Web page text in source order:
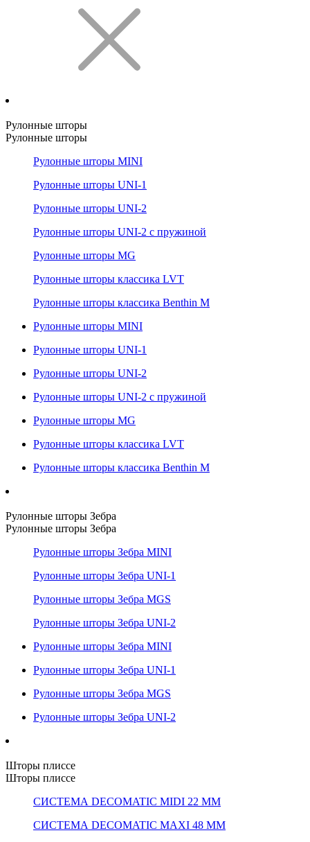
Рулонные шторы
Рулонные шторы
Рулонные шторы MINI
Рулонные шторы UNI-1
Рулонные шторы UNI-2
Рулонные шторы UNI-2 с пружиной
Рулонные шторы MG
Рулонные шторы классика LVT
Рулонные шторы классика Benthin M
Рулонные шторы MINI
Рулонные шторы UNI-1
Рулонные шторы UNI-2
Рулонные шторы UNI-2 с пружиной
Рулонные шторы MG
Рулонные шторы классика LVT
Рулонные шторы классика Benthin M
Рулонные шторы Зебра
Рулонные шторы Зебра
Рулонные шторы Зебра MINI
Рулонные шторы Зебра UNI-1
Рулонные шторы Зебра MGS
Рулонные шторы Зебра UNI-2
Рулонные шторы Зебра MINI
Рулонные шторы Зебра UNI-1
Рулонные шторы Зебра MGS
Рулонные шторы Зебра UNI-2
Шторы плиссе
Шторы плиссе
СИСТЕМА DECOMATIC MIDI 22 ММ
СИСТЕМА DECOMATIC MAXI 48 ММ